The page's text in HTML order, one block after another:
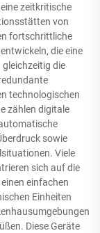
zeitkritische
von
fortschrittliche
die eine
die
technologischen
zählen digitale
sowie
Viele
sich auf die
einfachen
Einheiten
Diese Geräte